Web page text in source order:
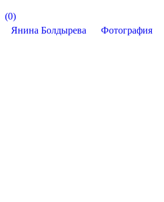
(0)
Янина Болдырева
Фотография